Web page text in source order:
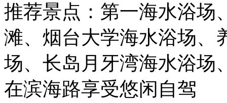
推荐景点：第一海水浴场
滩、烟台大学海水浴场、
场、长岛月牙湾海水浴场
在滨海路享受悠闲自驾